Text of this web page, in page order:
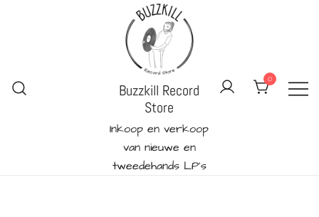
Buzzkill Record
Store
Inkoop en verkoop
van nieuwe en
tweedehands LP's
0